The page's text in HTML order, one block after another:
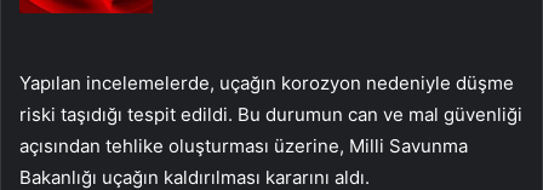
Yapılan incelemelerde, uçağın korozyon nedeniyle düşme
riski taşıdığı tespit edildi. Bu durumun can ve mal güvenliği
açısından tehlike oluşturması üzerine, Milli Savunma
Bakanlığı uçağın kaldırılması kararını aldı.